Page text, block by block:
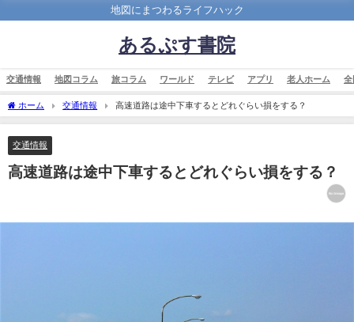
地図にまつわるライフハック
あるぷす書院
交通情報 地図コラム 旅コラム ワールド テレビ アプリ 老人ホーム 全
ホーム 交通情報 高速道路は途中下車するとどれぐらい損をする？
交通情報
高速道路は途中下車するとどれぐらい損をする？